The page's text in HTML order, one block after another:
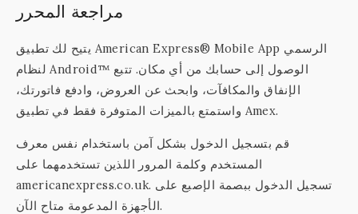
مراجعة المحرر
يتيح لك تطبيق American Express® Mobile App الرسمي
لنظام Android™ الوصول إلى حسابك من أي مكان. تتبع
الإنفاق والمكافآت، وابحث عن العروض، وادفع فاتورتك،
واستمتع بالميزات المتوفرة فقط في تطبيق Amex.
قم بتسجيل الدخول بشكل آمن باستخدام نفس معرف
المستخدم وكلمة المرور اللذين تستخدمهما على
americanexpress.co.uk. تسجيل الدخول ببصمة الإصبع على
الأجهزة المدعومة متاح الآن.